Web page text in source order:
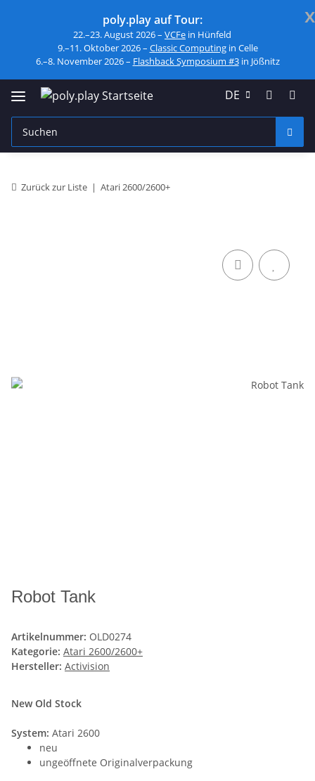
x
poly.play auf Tour:
22.–23. August 2026 – VCFe in Hünfeld
9.–11. Oktober 2026 – Classic Computingin Celle
6.–8. November 2026 – Flashback Symposium #3in Jößnitz
DE
Zurück zur Liste Atari 2600/2600+
Robot Tank
Artikelnummer: OLD0274
Kategorie: Atari 2600/2600+
Hersteller: Activision
New Old Stock
System: Atari 2600
neu
ungeöffnete Originalverpackung